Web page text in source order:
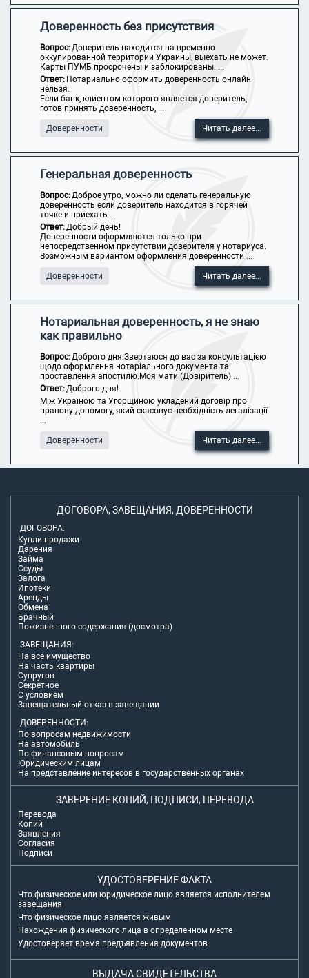
Доверенность без присутствия
Вопрос:Доверитель находится на временно
оккупированной территории Украины, выехать не может.
Карты ПУМБ просрочены и заблокированы. ...
Ответ: Нотариально оформить доверенность онлайн
нельзя.
Если банк, клиентом которого является доверитель,
готов принять доверенность, ...
Доверенности Читать далее...
Генеральная доверенность
Вопрос:Доброе утро, можно ли сделать генеральную
доверенность если доверитель находится в горячей
точке и приехать ...
Ответ:Добрый день!
Доверенности оформляются только при
непосредственном присутствии доверителя у нотариуса.
Возможным вариантом оформления доверенности ...
Доверенности Читать далее...
Нотариальная доверенность, я не знаю
как правильно
Вопрос:Доброго дня!Звертаюся до вас за консультацією
щодо оформлення нотаріального документа та
проставлення апостилю.Моя мати (Довіритель) ...
Ответ:Доброго дня!
Між Україною та Угорщиною укладений договір про
правову допомогу, який скасовує необхідність легалізації
...
Доверенности Читать далее...
ДОГОВОРА, ЗАВЕЩАНИЯ, ДОВЕРЕННОСТИ
ДОГОВОРА:
Купли продажи
Дарения
Займа
Ссуды
Залога
Ипотеки
Аренды
Обмена
Брачный
Пожизненного содержания (досмотра)
ЗАВЕЩАНИЯ:
На все имущество
На часть квартиры
Супругов
Секретное
С условием
Завещательный отказ в завещании
ДОВЕРЕННОСТИ:
По вопросам недвижимости
На автомобиль
По финансовым вопросам
Юридическим лицам
На представление интересов в государственных органах
ЗАВЕРЕНИЕ КОПИЙ, ПОДПИСИ, ПЕРЕВОДА
Перевода
Копий
Заявления
Согласия
Подписи
УДОСТОВЕРЕНИЕ ФАКТА
Что физическое или юридическое лицо является исполнителем
завещания
Что физическое лицо является живым
Нахождения физического лица в определенном месте
Удостоверяет время предъявления документов
ВЫДАЧА СВИДЕТЕЛЬСТВА